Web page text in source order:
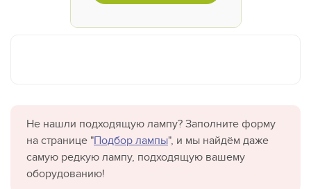
Не нашли подходящую лампу? Заполните форму
на странице "Подбор лампы", и мы найдём даже
самую редкую лампу, подходящую вашему
оборудованию!